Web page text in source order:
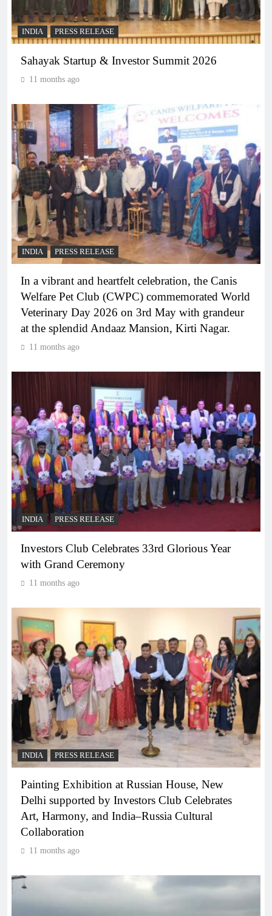
INDIA PRESS RELEASE
Sahayak Startup & Investor Summit 2026
11 months ago
INDIA PRESS RELEASE
In a vibrant and heartfelt celebration, the Canis
Welfare Pet Club (CWPC) commemorated World
Veterinary Day 2026 on 3rd May with grandeur
at the splendid Andaaz Mansion, Kirti Nagar.
11 months ago
INDIA PRESS RELEASE
Investors Club Celebrates 33rd Glorious Year
with Grand Ceremony
11 months ago
INDIA PRESS RELEASE
Painting Exhibition at Russian House, New
Delhi supported by Investors Club Celebrates
Art, Harmony, and India–Russia Cultural
Collaboration
11 months ago